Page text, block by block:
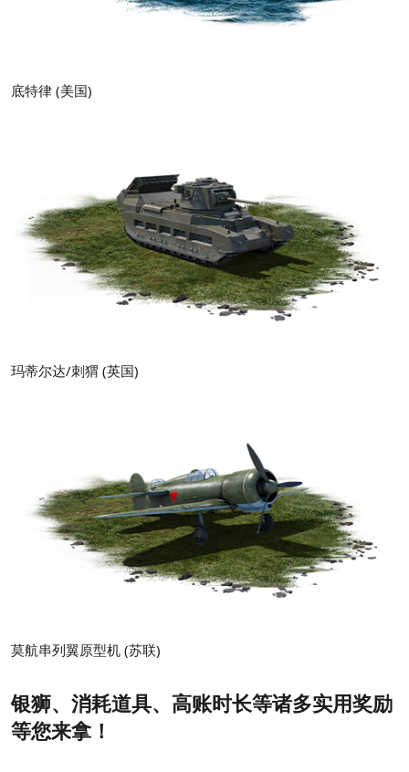
底特律 (美国)
玛蒂尔达/刺猬 (英国)
莫航串列翼原型机 (苏联)
银狮、消耗道具、高账时长等诸多实用奖励
等您来拿！